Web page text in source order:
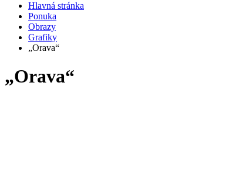
Hlavná stránka
Ponuka
Obrazy
Grafiky
„Orava“
„Orava“